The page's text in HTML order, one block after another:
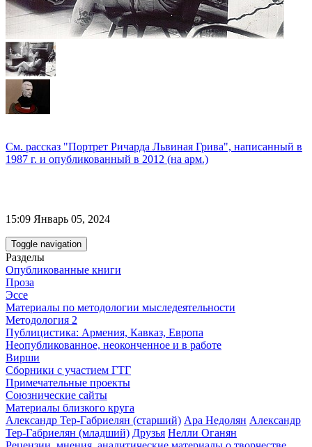
См. рассказ "Портрет Ричарда Львиная Грива", написанный в
1987 г. и опубликованный в 2012 (на арм.)
15:09 Январь 05, 2024
Toggle navigation
Разделы
Опубликованные книги
Проза
Эссе
Материалы по методологии мыследеятельности
Методология 2
Публицистика: Армения, Кавказ, Европа
Неопубликованное, неоконченное и в работе
Вирши
Сборники с участием ГТГ
Примечательные проекты
Союзнические сайты
Материалы близкого круга
Александр Тер-Габриелян (старший) Ара Недолян Александр
Тер-Габриелян (младший) Друзья Нелли Оганян